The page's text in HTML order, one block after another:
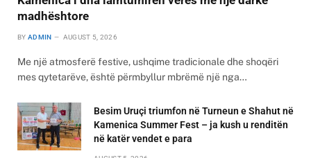
madhështore
BY ADMIN AUGUST 5, 2026
Me një atmosferë festive, ushqime tradicionale dhe shoqëri
mes qytetarëve, është përmbyllur mbrëmë një nga…
Besim Uruçi triumfon në Turneun e Shahut në
Kamenica Summer Fest – ja kush u renditën
në katër vendet e para